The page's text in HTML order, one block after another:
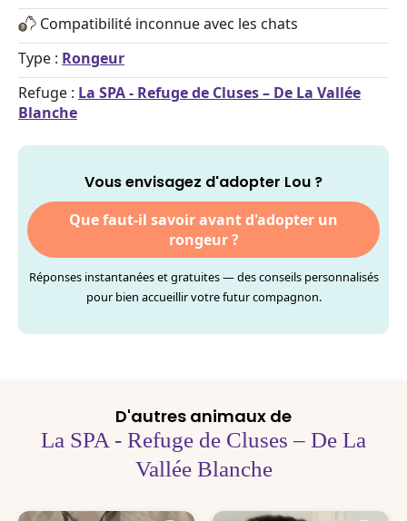
Compatibilité inconnue avec les chats
Type : Rongeur
Refuge : La SPA - Refuge de Cluses – De La Vallée
Blanche
Vous envisagez d'adopter Lou ?
Que faut-il savoir avant d'adopter un
rongeur ?
Réponses instantanées et gratuites — des conseils personnalisés
pour bien accueillir votre futur compagnon.
D'autres animaux de
La SPA - Refuge de Cluses – De La
Vallée Blanche